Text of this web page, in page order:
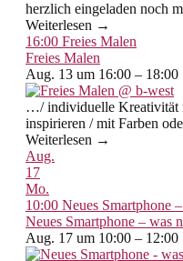
herzlich eingeladen noch
Weiterlesen →
16:00 Freies Malen
Freies Malen
Aug. 13 um 16:00 – 18:00
…/ individuelle Kreativität
inspirieren / mit Farben
Weiterlesen →
Aug.
17
Mo.
10:00 Neues Smartphone
Neues Smartphone – was
Aug. 17 um 10:00 – 12:00